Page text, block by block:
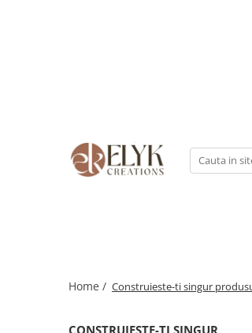
Home / Construieste-ti singur
CONSTRUIESTE-TI SINGUR